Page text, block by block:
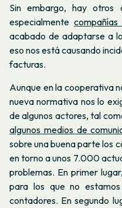
Sin embargo, hay
especialmente compañías
acabado de adaptarse a
eso nos está causando
facturas.
Aunque en la cooperativa
nueva normativa nos lo
de algunos actores, tal
algunos medios de
sobre una buena parte los
en torno a unos 7.000
problemas. En primer
para los que no
contadores. En segundo